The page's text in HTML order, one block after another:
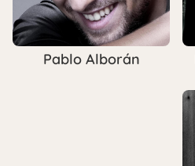
Pablo Alborán